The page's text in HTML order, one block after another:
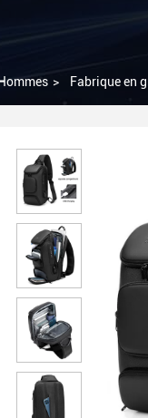
> Fabrique en